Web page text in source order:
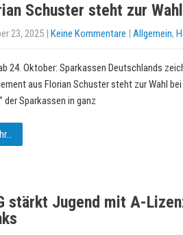
Schuster steht zur
23, 2025| Keine Kommentare | Allgemein,
24. Oktober: Sparkassen Deutschlands
aus Florian Schuster steht zur Wahl
der Sparkassen in ganz
stärkt Jugend mit A-